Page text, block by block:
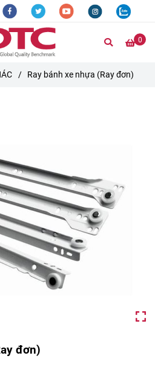
0
/ Ray bánh xe nhựa (Ray đơn)
đơn)